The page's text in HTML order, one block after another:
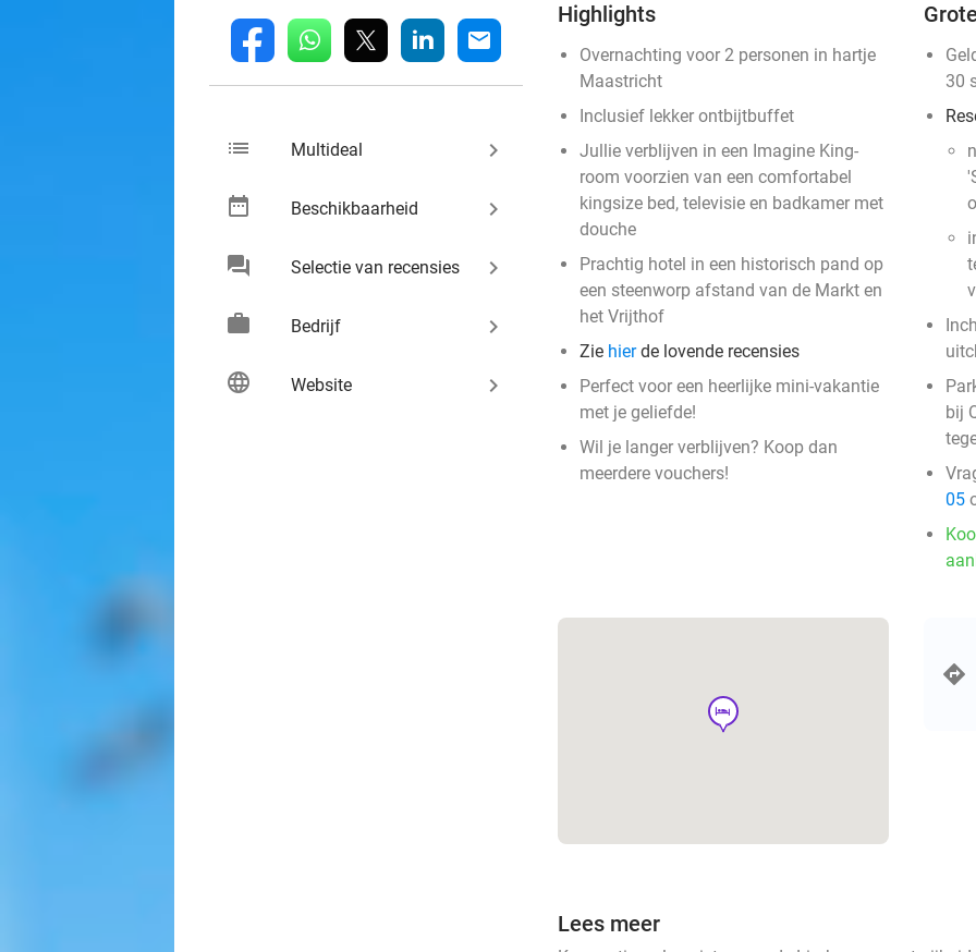
fb whatsapp linkedin mail
list Multideal keyboard_arrow_right
date_range Beschikbaarheid keyboard_arrow_right
chat Selectie van recensies keyboard_arrow_right
work Bedrijf keyboard_arrow_right
language Website keyboard_arrow_right
Highlights
Overnachting voor 2 personen in hartje
Maastricht
Inclusief lekker ontbijtbuffet
Jullie verblijven in een Imagine King-
room voorzien van een comfortabel
kingsize bed, televisie en badkamer met
douche
Prachtig hotel in een historisch pand op
een steenworp afstand van de Markt en
het Vrijthof
Zie hierde lovende recensies
Perfect voor een heerlijke mini-vakantie
met je geliefde!
Wil je langer verblijven? Koop dan
meerdere vouchers!
30
bij
05
hotel
Lees meer